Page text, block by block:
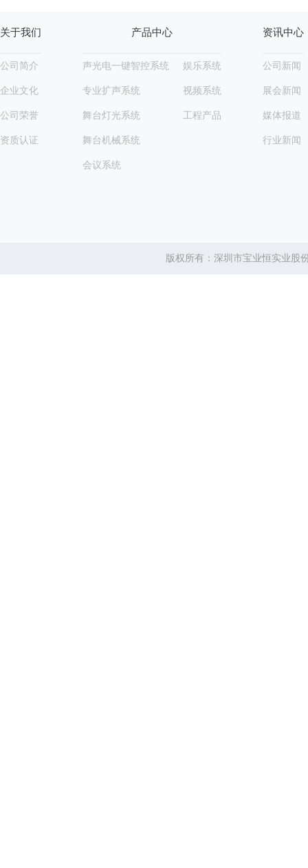
关于我们
公司简介
企业文化
公司荣誉
资质认证
产品中心
声光电一键智控系统
专业扩声系统
舞台灯光系统
舞台机械系统
会议系统
娱乐系统
视频系统
工程产品
资讯中心
公司新闻
展会新闻
媒体报道
行业新闻
版权所有：深圳市宝业恒实业